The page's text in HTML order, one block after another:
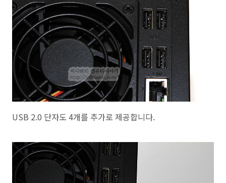
USB 2.0 단자도 4개를 추가로 제공합니다.